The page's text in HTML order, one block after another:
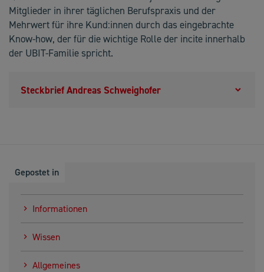
Mitglieder in ihrer täglichen Berufspraxis und der
Mehrwert für ihre Kund:innen durch das eingebrachte
Know-how, der für die wichtige Rolle der incite innerhalb
der UBIT-Familie spricht.
Steckbrief Andreas Schweighofer
Gepostet in
Informationen
Wissen
Allgemeines